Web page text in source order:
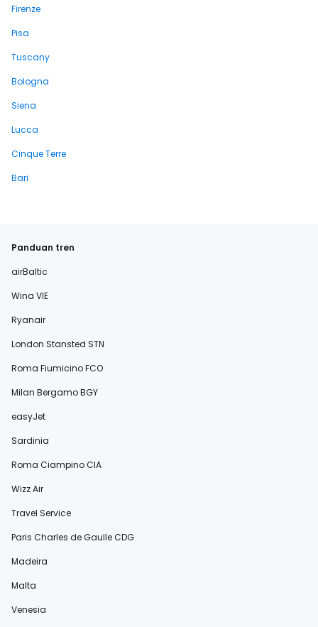
Firenze
Pisa
Tuscany
Bologna
Siena
Lucca
Cinque Terre
Bari
Panduan tren
airBaltic
Wina VIE
Ryanair
London Stansted STN
Roma Fiumicino FCO
Milan Bergamo BGY
easyJet
Sardinia
Roma Ciampino CIA
Wizz Air
Travel Service
Paris Charles de Gaulle CDG
Madeira
Malta
Venesia